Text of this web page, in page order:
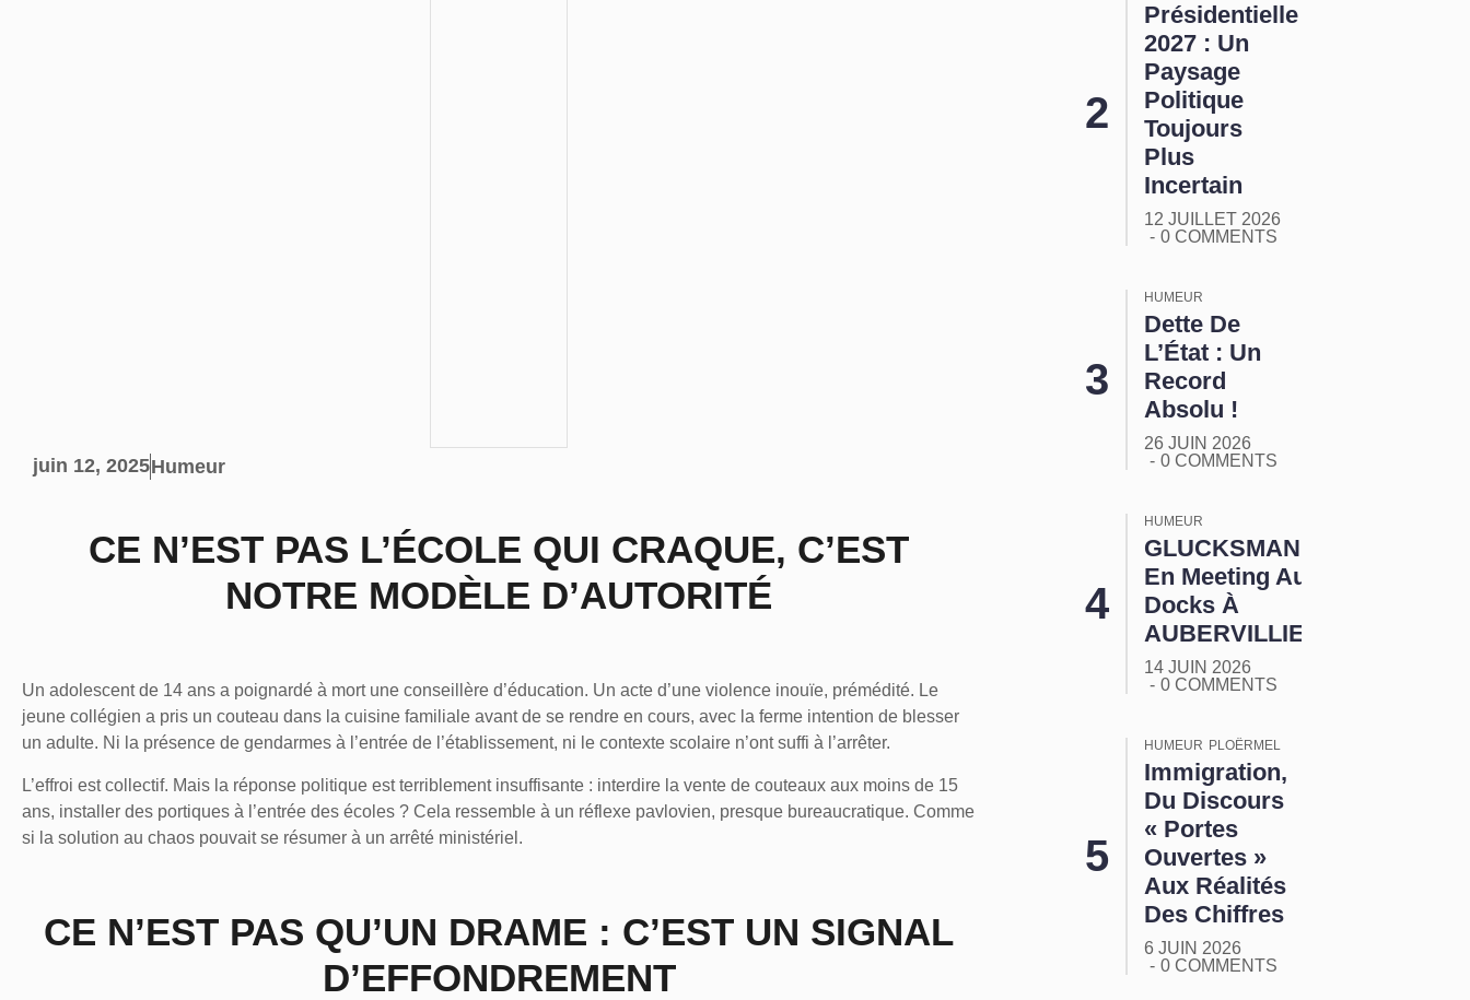
juin 12, 2025Humeur
CE N’EST PAS L’ÉCOLE QUI CRAQUE, C’EST
NOTRE MODÈLE D’AUTORITÉ
Un adolescent de 14 ans a poignardé à mort une conseillère d’éducation. Un acte d’une violence inouïe, prémédité. Le
jeune collégien a pris un couteau dans la cuisine familiale avant de se rendre en cours, avec la ferme intention de blesser
un adulte. Ni la présence de gendarmes à l’entrée de l’établissement, ni le contexte scolaire n’ont suffi à l’arrêter.
L’effroi est collectif. Mais la réponse politique est terriblement insuffisante : interdire la vente de couteaux aux moins de 15
ans, installer des portiques à l’entrée des écoles ? Cela ressemble à un réflexe pavlovien, presque bureaucratique. Comme
si la solution au chaos pouvait se résumer à un arrêté ministériel.
CE N’EST PAS QU’UN DRAME : C’EST UN SIGNAL
D’EFFONDREMENT
Présidentielle
2027 : Un
Paysage
Politique
Toujours
Plus
Incertain
12 JUILLET 2026
0 COMMENTS
HUMEUR
Dette De
L’État : Un
Record
Absolu !
26 JUIN 2026
0 COMMENTS
HUMEUR
GLUCKSMANN
En Meeting Aux
Docks À
AUBERVILLIERS
14 JUIN 2026
0 COMMENTS
HUMEUR PLOËRMEL
Immigration,
Du Discours
« Portes
Ouvertes »
Aux Réalités
Des Chiffres
6 JUIN 2026
0 COMMENTS